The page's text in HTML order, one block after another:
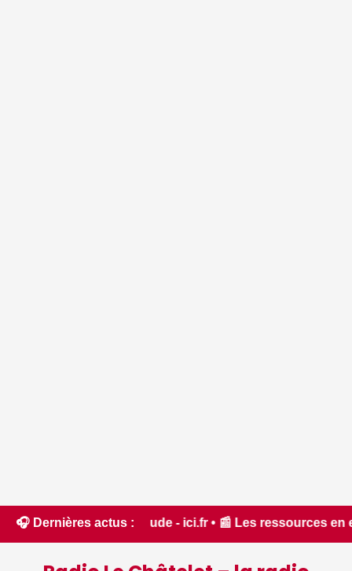
🎧 Dernières actus :
- ici.fr • 📰 Les ressources en eau dans